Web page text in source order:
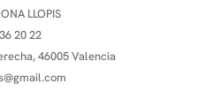
LLOPIS
20 22
46005 Valencia